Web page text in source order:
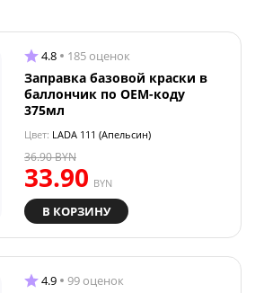
4.8 185 оценок
Заправка базовой краски в
баллончик по OEM-коду
375мл
Цвет: LADA 111 (Апельсин)
33.90 BYN
36.90BYN
В КОРЗИНУ
4.9 99 оценок